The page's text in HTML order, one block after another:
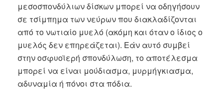
μεσοσπονδύλιων δίσκων μπορεί να οδηγήσουν
σε τσίμπημα των νεύρων που διακλαδίζονται
από το νωτιαίο μυελό (ακόμη και όταν ο ίδιος ο
μυελός δεν επηρεάζεται). Εάν αυτό συμβεί
στην οσφυοϊερή σπονδύλωση, το αποτέλεσμα
μπορεί να είναι μούδιασμα, μυρμήγκιασμα,
αδυναμία ή πόνοι στα πόδια.